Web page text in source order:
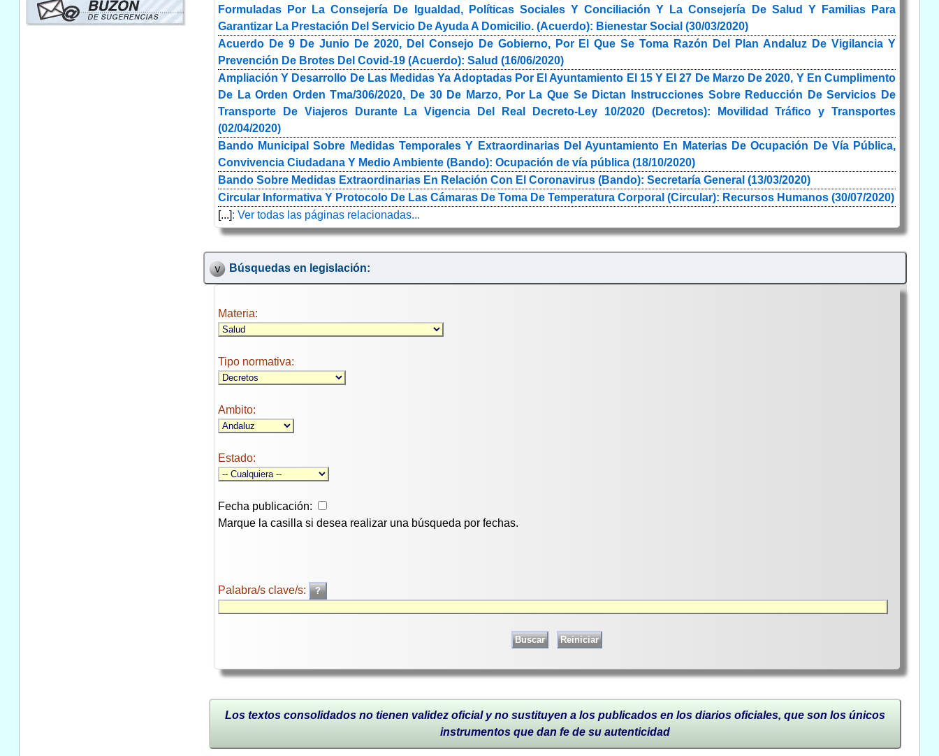
Formuladas Por La Consejería De Igualdad, Políticas Sociales Y Conciliación Y La Consejería De Salud Y Familias Para
Garantizar La Prestación Del Servicio De Ayuda A Domicilio. (Acuerdo): Bienestar Social (30/03/2020)
Acuerdo De 9 De Junio De 2020, Del Consejo De Gobierno, Por El Que Se Toma Razón Del Plan Andaluz De Vigilancia Y
Prevención De Brotes Del Covid-19 (Acuerdo): Salud (16/06/2020)
Ampliación Y Desarrollo De Las Medidas Ya Adoptadas Por El Ayuntamiento El 15 Y El 27 De Marzo De 2020, Y En Cumplimento
De La Orden Orden Tma/306/2020, De 30 De Marzo, Por La Que Se Dictan Instrucciones Sobre Reducción De Servicios De
Transporte De Viajeros Durante La Vigencia Del Real Decreto-Ley 10/2020 (Decretos): Movilidad Tráfico y Transportes
(02/04/2020)
Bando Municipal Sobre Medidas Temporales Y Extraordinarias Del Ayuntamiento En Materias De Ocupación De Vía Pública,
Convivencia Ciudadana Y Medio Ambiente (Bando): Ocupación de vía pública (18/10/2020)
Bando Sobre Medidas Extraordinarias En Relación Con El Coronavirus (Bando): Secretaría General (13/03/2020)
Circular Informativa Y Protocolo De Las Cámaras De Toma De Temperatura Corporal (Circular): Recursos Humanos (30/07/2020)
[...]: Ver todas las páginas relacionadas...
Búsquedas en legislación:
Materia:
Tipo normativa:
Ambito:
Estado:
Fecha publicación:
Marque la casilla si desea realizar una búsqueda por fechas.
Palabra/s clave/s:
Los textos consolidados no tienen validez oficial y no sustituyen a los publicados en los diarios oficiales, que son los únicos
instrumentos que dan fe de su autenticidad